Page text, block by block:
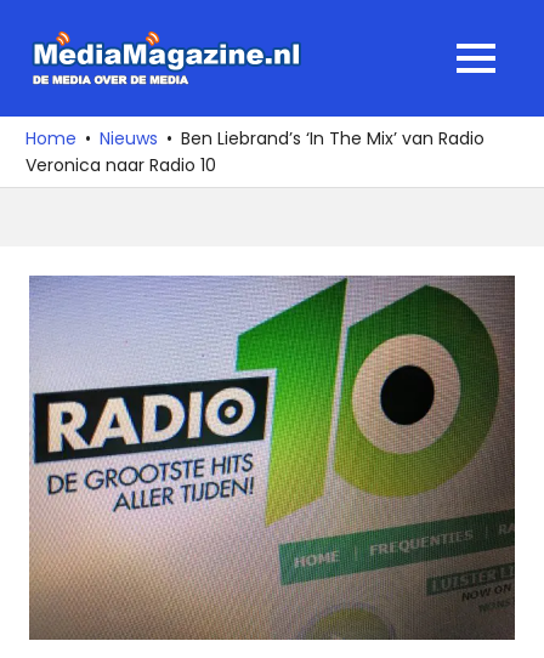
naar
media
over
de
MENU
Home Nieuws
Ben Liebrand’s ‘In The Mix’ van Radio
Veronica naar Radio 10